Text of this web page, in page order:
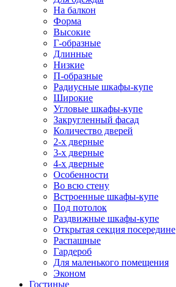
На балкон
Форма
Высокие
Г-образные
Длинные
Низкие
П-образные
Радиусные шкафы-купе
Широкие
Угловые шкафы-купе
Закругленный фасад
Количество дверей
2-х дверные
3-х дверные
4-х дверные
Особенности
Во всю стену
Встроенные шкафы-купе
Под потолок
Раздвижные шкафы-купе
Открытая секция посередине
Распашные
Гардероб
Для маленького помещения
Эконом
Гостиные